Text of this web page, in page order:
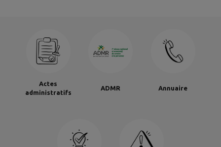
Actes
administratifs
ADMR Annuaire